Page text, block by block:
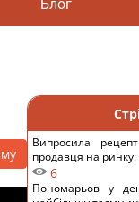
Блог
Випросила
продавця на ринку:
6
Пономарьов у